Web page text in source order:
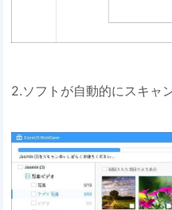
2.ソフトが自動的にスキャ